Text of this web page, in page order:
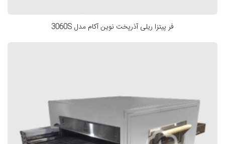
فر پیتزا ریلی آذرپخت نوین آکام مدل 3060S